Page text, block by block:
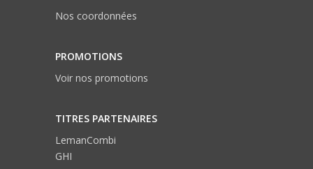
Nos coordonnées
PROMOTIONS
Voir nos promotions
TITRES PARTENAIRES
LemanCombi
GHI